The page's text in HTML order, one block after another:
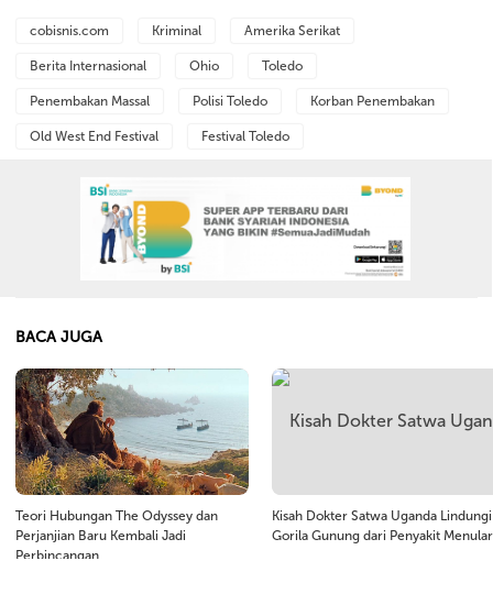
cobisnis.com Kriminal Amerika Serikat
Berita Internasional Ohio Toledo
Penembakan Massal Polisi Toledo Korban Penembakan
Old West End Festival Festival Toledo
BACA JUGA
Teori Hubungan The Odyssey dan
Perjanjian Baru Kembali Jadi
Perbincangan
Kisah Dokter Satwa Uganda Lindungi
Gorila Gunung dari Penyakit Menular